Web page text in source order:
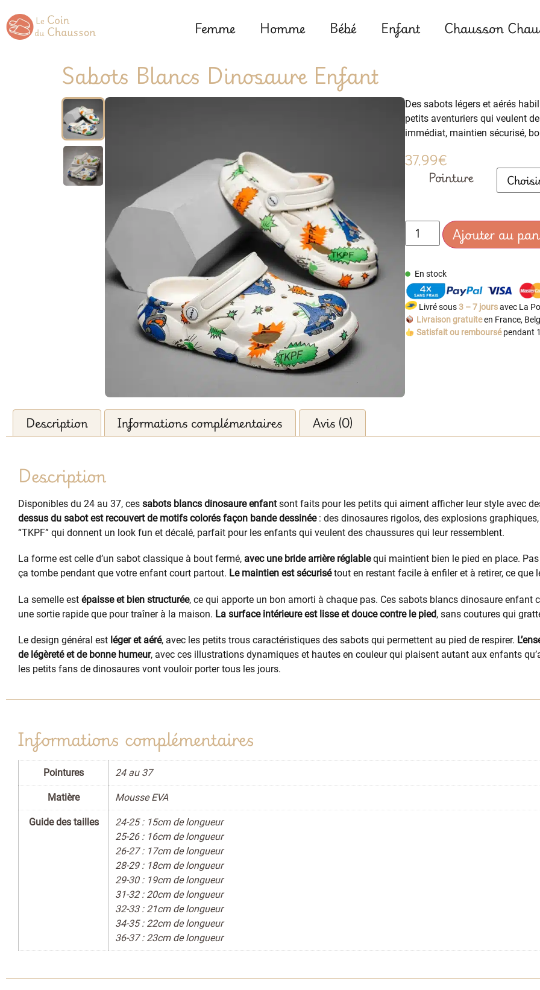
Femme Homme Bébé Enfant Chausson
Sabots Blancs Dinosaure Enfant
Des sabots légers et aérés
petits aventuriers qui veulent
immédiat, maintien sécurisé,
37.99€
Pointure
Ajouter au
En stock
Livré sous3 – 7 joursavec La
Livraison gratuiteen France,
Satisfait ou remboursépendant
Description Informations complémentaires Avis (0)
Description
Disponibles du 24 au 37, ces sabots blancs dinosaure enfantsont faits pour les petits qui aiment afficher leur style avec
dessus du sabot est recouvert de motifs colorés façon bande dessinée: des dinosaures rigolos, des explosions
“TKPF” qui donnent un look fun et décalé, parfait pour les enfants qui veulent des chaussures qui leur ressemblent.
La forme est celle d’un sabot classique à bout fermé, avec une bride arrière réglablequi maintient bien le pied en place.
ça tombe pendant que votre enfant court partout. Le maintien est sécurisétout en restant facile à enfiler et à retirer, ce que
La semelle est épaisse et bien structurée, ce qui apporte un bon amorti à chaque pas. Ces sabots blancs dinosaure enfant
une sortie rapide que pour traîner à la maison. La surface intérieure est lisse et douce contre le pied, sans coutures qui
Le design général est léger et aéré, avec les petits trous caractéristiques des sabots qui permettent au pied de respirer.
de légèreté et de bonne humeur, avec ces illustrations dynamiques et hautes en couleur qui plaisent autant aux enfants
les petits fans de dinosaures vont vouloir porter tous les jours.
Informations complémentaires
Pointures 24 au 37
Matière Mousse EVA
Guide des tailles
24-25 : 15cm de longueur
25-26 : 16cm de longueur
26-27 : 17cm de longueur
28-29 : 18cm de longueur
29-30 : 19cm de longueur
31-32 : 20cm de longueur
32-33 : 21cm de longueur
34-35 : 22cm de longueur
36-37 : 23cm de longueur